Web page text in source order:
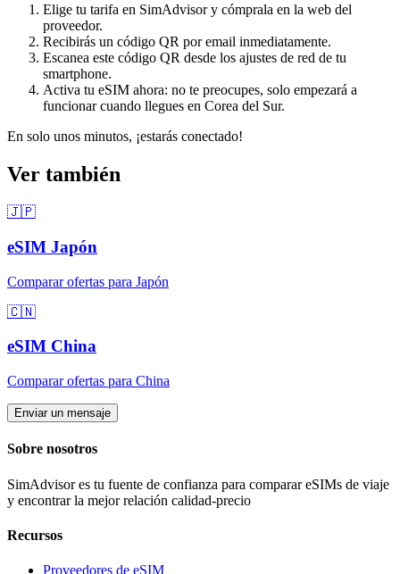
Elige tu tarifa en SimAdvisor y cómprala en la web del
proveedor.
Recibirás un código QR por email inmediatamente.
Escanea este código QR desde los ajustes de red de tu
smartphone.
Activa tu eSIM ahora: no te preocupes, solo empezará a
funcionar cuando llegues en Corea del Sur.
En solo unos minutos, ¡estarás conectado!
Ver también
🇯🇵
eSIM Japón
Comparar ofertas para Japón
🇨🇳
eSIM China
Comparar ofertas para China
Enviar un mensaje
Sobre nosotros
SimAdvisor es tu fuente de confianza para comparar eSIMs de viaje
y encontrar la mejor relación calidad-precio
Recursos
Proveedores de eSIM